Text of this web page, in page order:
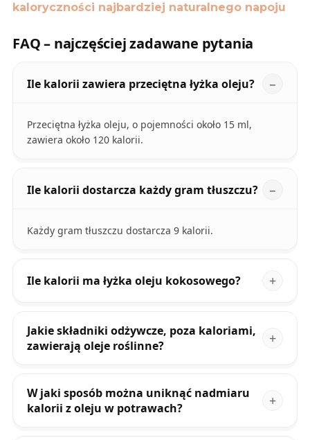
kaloryczności najbardziej naturalnego napoju
FAQ – najczęściej zadawane pytania
Ile kalorii zawiera przeciętna łyżka oleju?
Przeciętna łyżka oleju, o pojemności około 15 ml,
zawiera około 120 kalorii.
Ile kalorii dostarcza każdy gram tłuszczu?
Każdy gram tłuszczu dostarcza 9 kalorii.
Ile kalorii ma łyżka oleju kokosowego?
Jakie składniki odżywcze, poza kaloriami,
zawierają oleje roślinne?
W jaki sposób można uniknąć nadmiaru
kalorii z oleju w potrawach?